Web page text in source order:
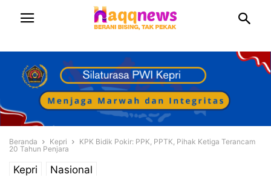
Beranda Kepri
KPK Bidik Pokir: PPK, PPTK, Pihak Ketiga Terancam
20 Tahun Penjara
Kepri Nasional